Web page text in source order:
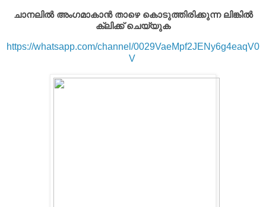
ചാനലിൽ അംഗമാകാൻ താഴെ കൊടുത്തിരിക്കുന്ന ലിങ്കിൽ
ക്ലിക്ക് ചെയ്യുക
https://whatsapp.com/channel/0029VaeMpf2JENy6g4eaqV0
V